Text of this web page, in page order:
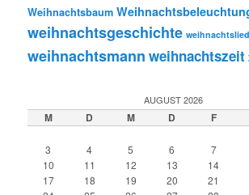
Weihnachtsbaum
weihnachtsgeschichte weihnachtslied
weihnachtsmann weihnachtszeit
AUGUST 2026
M D M D F
3
4 5 6 7
10
11 12 13 14
17
18 19 20 21